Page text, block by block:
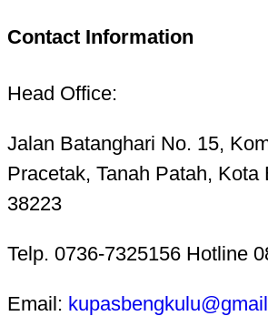
Contact Information
Head Office:
Jalan Batanghari No. 15,
Pracetak, Tanah Patah, Kota
38223
Telp. 0736-7325156 Hotline
Email: